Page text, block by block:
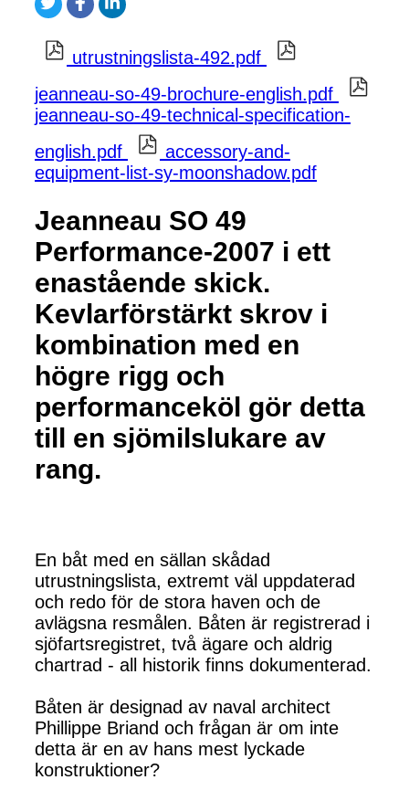
utrustningslista-492.pdf
jeanneau-so-49-brochure-english.pdf
jeanneau-so-49-technical-specification-
english.pdf
accessory-and-
equipment-list-sy-moonshadow.pdf
Jeanneau SO 49
Performance-2007 i ett
enastående skick.
Kevlarförstärkt skrov i
kombination med en
högre rigg och
performanceköl gör detta
till en sjömilslukare av
rang.
En båt med en sällan skådad
utrustningslista, extremt väl uppdaterad
och redo för de stora haven och de
avlägsna resmålen. Båten är registrerad i
sjöfartsregistret, två ägare och aldrig
chartrad - all historik finns dokumenterad.
Båten är designad av naval architect
Phillippe Briand och frågan är om inte
detta är en av hans mest lyckade
konstruktioner?